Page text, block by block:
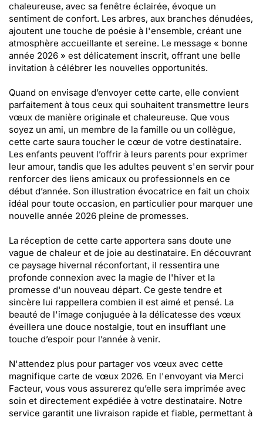
chaleureuse, avec sa fenêtre éclairée, évoque un
sentiment de confort. Les arbres, aux branches dénudées,
ajoutent une touche de poésie à l'ensemble, créant une
atmosphère accueillante et sereine. Le message « bonne
année 2026 » est délicatement inscrit, offrant une belle
invitation à célébrer les nouvelles opportunités.
Quand on envisage d’envoyer cette carte, elle convient
parfaitement à tous ceux qui souhaitent transmettre leurs
vœux de manière originale et chaleureuse. Que vous
soyez un ami, un membre de la famille ou un collègue,
cette carte saura toucher le cœur de votre destinataire.
Les enfants peuvent l’offrir à leurs parents pour exprimer
leur amour, tandis que les adultes peuvent s'en servir pour
renforcer des liens amicaux ou professionnels en ce
début d’année. Son illustration évocatrice en fait un choix
idéal pour toute occasion, en particulier pour marquer une
nouvelle année 2026 pleine de promesses.
La réception de cette carte apportera sans doute une
vague de chaleur et de joie au destinataire. En découvrant
ce paysage hivernal réconfortant, il ressentira une
profonde connexion avec la magie de l'hiver et la
promesse d'un nouveau départ. Ce geste tendre et
sincère lui rappellera combien il est aimé et pensé. La
beauté de l'image conjuguée à la délicatesse des vœux
éveillera une douce nostalgie, tout en insufflant une
touche d’espoir pour l’année à venir.
N'attendez plus pour partager vos vœux avec cette
magnifique carte de vœux 2026. En l'envoyant via Merci
Facteur, vous vous assurerez qu’elle sera imprimée avec
soin et directement expédiée à votre destinataire. Notre
service garantit une livraison rapide et fiable, permettant à